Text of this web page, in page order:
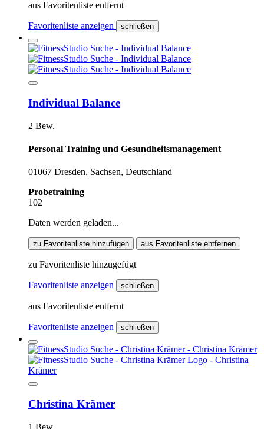
aus Favoritenliste entfernt
Favoritenliste anzeigen schließen
Individual Balance
2 Bew.
Personal Training und Gesundheitsmanagement
01067 Dresden, Sachsen, Deutschland
Probetraining
102
Daten werden geladen...
zu Favoritenliste hinzufügen aus Favoritenliste entfernen
zu Favoritenliste hinzugefügt
Favoritenliste anzeigen schließen
aus Favoritenliste entfernt
Favoritenliste anzeigen schließen
Christina Krämer
1 Bew.